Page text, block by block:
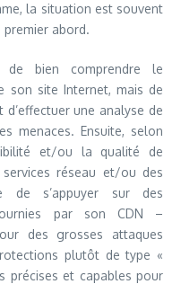
la situation est souvent
premier abord.
de bien comprendre le
son site Internet, mais de
une analyse de
menaces. Ensuite, selon
et/ou la qualité de
réseau et/ou des
de s’appuyer sur des
par son CDN –
des grosses attaques
plutôt de type «
précises et capables pour